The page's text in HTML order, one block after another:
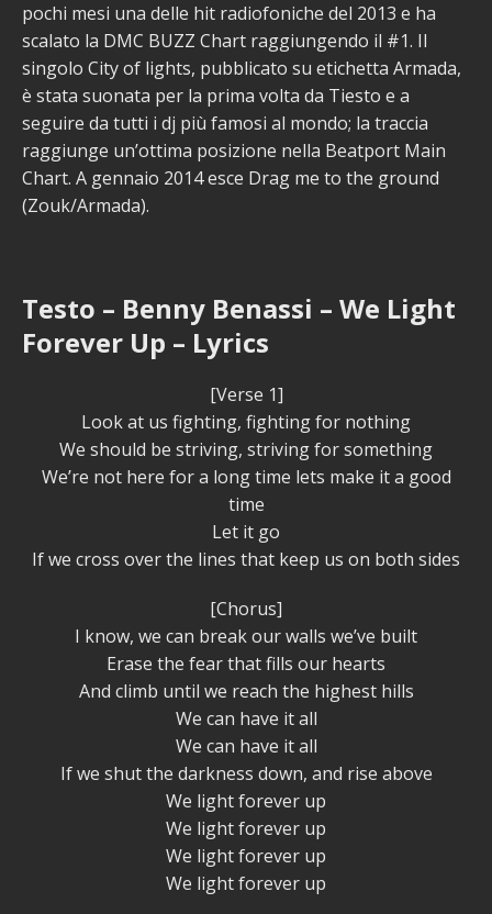
pochi mesi una delle hit radiofoniche del 2013 e ha
scalato la DMC BUZZ Chart raggiungendo il #1. Il
singolo City of lights, pubblicato su etichetta Armada,
è stata suonata per la prima volta da Tiesto e a
seguire da tutti i dj più famosi al mondo; la traccia
raggiunge un’ottima posizione nella Beatport Main
Chart. A gennaio 2014 esce Drag me to the ground
(Zouk/Armada).
Testo – Benny Benassi – We Light
Forever Up – Lyrics
[Verse 1]
Look at us fighting, fighting for nothing
We should be striving, striving for something
We’re not here for a long time lets make it a good
time
Let it go
If we cross over the lines that keep us on both sides
[Chorus]
I know, we can break our walls we’ve built
Erase the fear that fills our hearts
And climb until we reach the highest hills
We can have it all
We can have it all
If we shut the darkness down, and rise above
We light forever up
We light forever up
We light forever up
We light forever up